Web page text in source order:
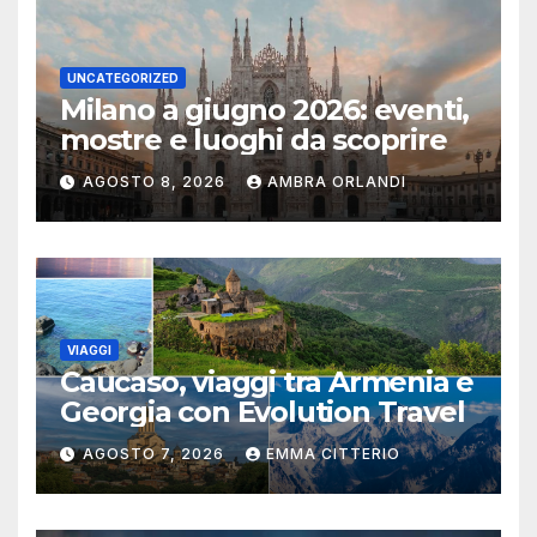
UNCATEGORIZED
Milano a giugno 2026: eventi,
mostre e luoghi da scoprire
AGOSTO 8, 2026 AMBRA ORLANDI
VIAGGI
Caucaso, viaggi tra Armenia e
Georgia con Evolution Travel
AGOSTO 7, 2026 EMMA CITTERIO